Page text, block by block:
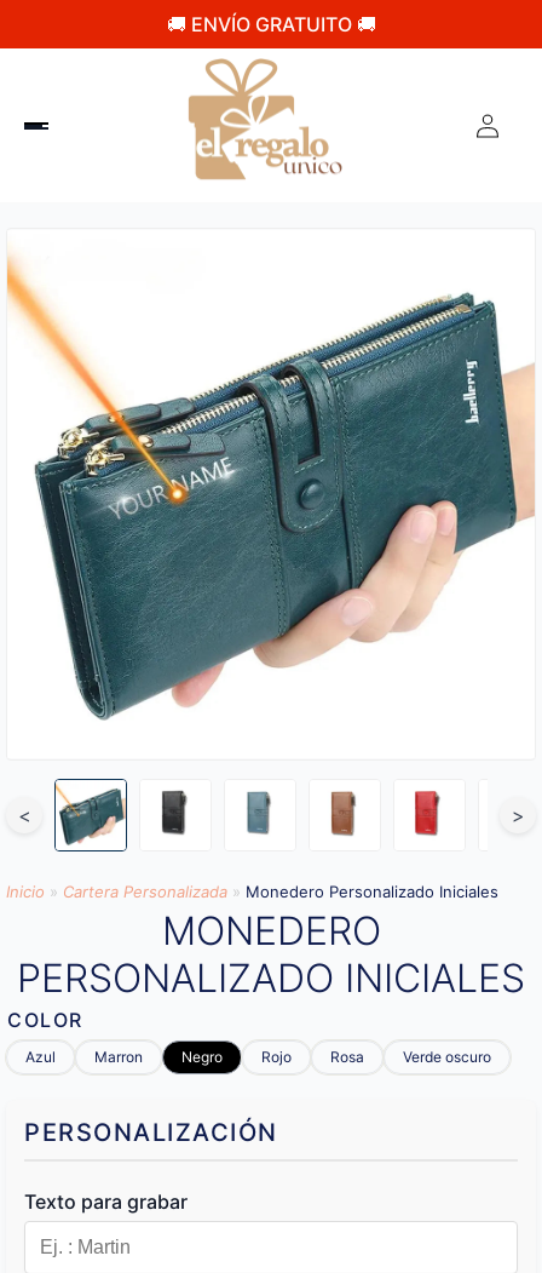
🚚 ENVÍO GRATUITO 🚚
< >
Inicio » Cartera Personalizada » Monedero Personalizado Iniciales
MONEDERO
PERSONALIZADO INICIALES
COLOR
Azul Marron Negro Rojo Rosa Verde oscuro
PERSONALIZACIÓN
Texto para grabar